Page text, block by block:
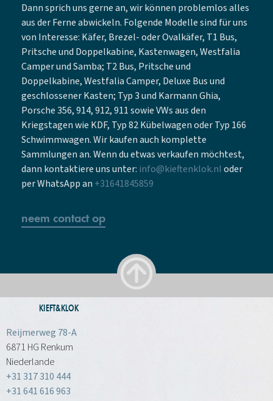
Dann sprich uns gerne an, wir können problemlos alles
aus der Ferne abwickeln. Folgende Modelle sind für uns
von Interesse: Käfer, Brezel- oder Ovalkäfer, T1 Bus,
Pritsche und Doppelkabine, Kastenwagen, Westfalia
Camper und Samba; T2 Bus, Pritsche und
Doppelkabine, Westfalia Camper, Deluxe Bus und
geschlossener Kasten; Typ 3 und Karmann Ghia,
Porsche 356, 914, 912, 911 sowie VWs aus den
Kriegstagen wie KDF, Typ 82 Kübelwagen oder Typ 166
Schwimmwagen. Wir kaufen auch komplette
Sammlungen an. Wenn du etwas verkaufen möchtest,
dann kontaktiere uns unter: info@kieftenklok.nloder
per WhatsApp an +31641845859
neem contact op
KIEFT&KLOK
Reijmerweg 78-A
6871 HG Renkum
Niederlande
+31 317 310 444
+31 641 616 963